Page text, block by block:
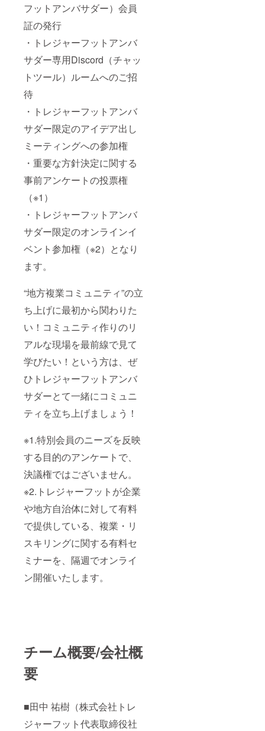
フットアンバサダー）会員
証の発行
・トレジャーフットアンバ
サダー専用Discord（チャッ
トツール）ルームへのご招
待
・トレジャーフットアンバ
サダー限定のアイデア出し
ミーティングへの参加権
・重要な方針決定に関する
事前アンケートの投票権
（※1）
・トレジャーフットアンバ
サダー限定のオンラインイ
ベント参加権（※2）となり
ます。
“地方複業コミュニティ”の立
ち上げに最初から関わりた
い！コミュニティ作りのリ
アルな現場を最前線で見て
学びたい！という方は、ぜ
ひトレジャーフットアンバ
サダーとて一緒にコミュニ
ティを立ち上げましょう！
※1.特別会員のニーズを反映
する目的のアンケートで、
決議権ではございません。
※2.トレジャーフットが企業
や地方自治体に対して有料
で提供している、複業・リ
スキリングに関する有料セ
ミナーを、隔週でオンライ
ン開催いたします。
チーム概要/会社概
要
■田中 祐樹（株式会社トレ
ジャーフット代表取締役社